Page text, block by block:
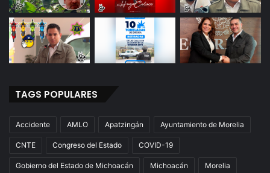
TAGS POPULARES
Accidente AMLO Apatzingán Ayuntamiento de Morelia
CNTE Congreso del Estado COVID-19
Gobierno del Estado de Michoacán Michoacán Morelia